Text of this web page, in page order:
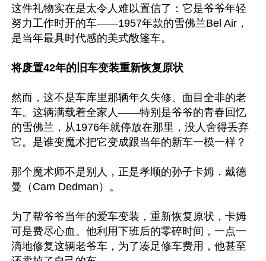
这件礼物实在是太令人难以置信了：它是爷爷年轻
努力工作时开的车——1957年款的雪佛兰Bel Air，
是当年最具时代感的美式敞篷车。
将废置42年的旧车变装重新恢复原状
然而，这不是车库里那辆年久失修、面目全非的老
车。这辆满载着全家人——特别是爷爷的青春回忆
的雪佛兰，从1976年就停放在那里，没人舍得丢弃
它。是谁变魔术把它变成跟当年的新车一模一样？
那个魔术师不是别人，正是孝顺的孙子卡姆．戴德
曼（Cam Dedman）。
为了帮爷爷当年的爱车变装，重新恢复原状，卡姆
可是费尽心血。他利用下班后的零碎时间，一点一
滴地修复这辆老爷车，为了凑足修车费用，他甚至